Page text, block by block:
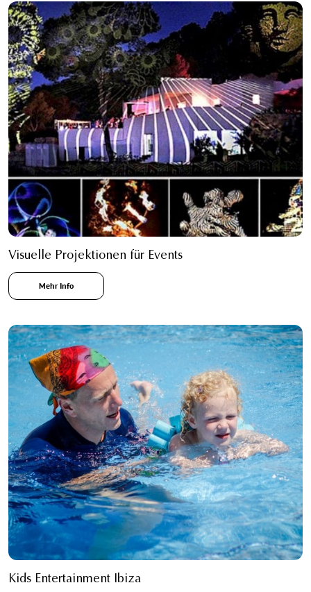
Visuelle Projektionen für Events
Mehr Info
Kids Entertainment Ibiza